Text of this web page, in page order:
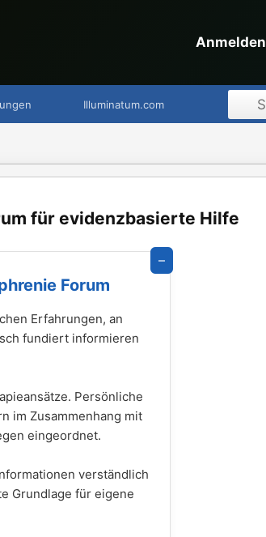
Anmelden
Illuminatum.com
für evidenzbasierte Hilfe
–
Forum
Erfahrungen, an
fundiert informieren
Persönliche
im Zusammenhang mit
eingeordnet.
verständlich
Grundlage für eigene